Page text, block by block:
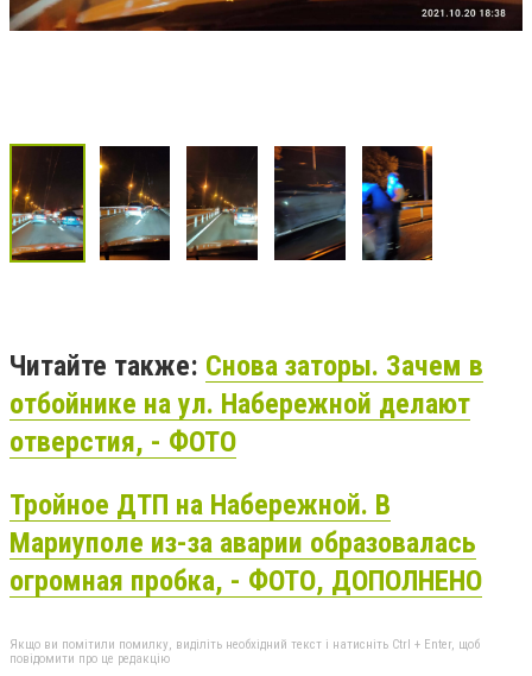
Читайте также: Снова заторы. Зачем в
отбойнике на ул. Набережной делают
отверстия, - ФОТО
Тройное ДТП на Набережной. В
Мариуполе из-за аварии образовалась
огромная пробка, - ФОТО, ДОПОЛНЕНО
Якщо ви помітили помилку, виділіть необхідний текст і натисніть Ctrl + Enter, щоб
повідомити про це редакцію